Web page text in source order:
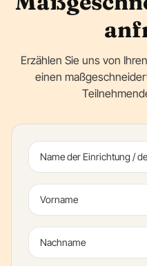
Erzählen Sie uns von
einen
Name der Einrichtung /
Vorname
Nachname